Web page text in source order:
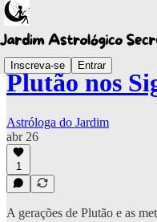
Inscreva-se Entrar
Plutão nos
Astróloga do Jardim
abr 26
1
A gerações de Plutão e as